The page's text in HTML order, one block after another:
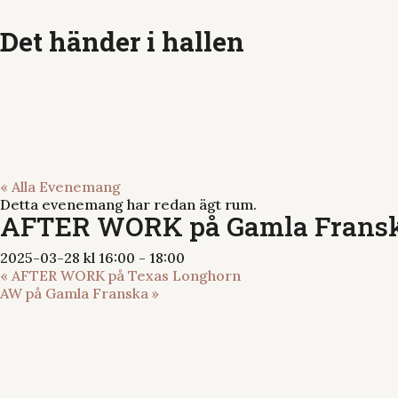
Det händer i hallen
« Alla Evenemang
Detta evenemang har redan ägt rum.
AFTER WORK på Gamla
2025-03-28 kl 16:00 - 18:00
« AFTER WORK på Texas Longhorn
AW på Gamla Franska »